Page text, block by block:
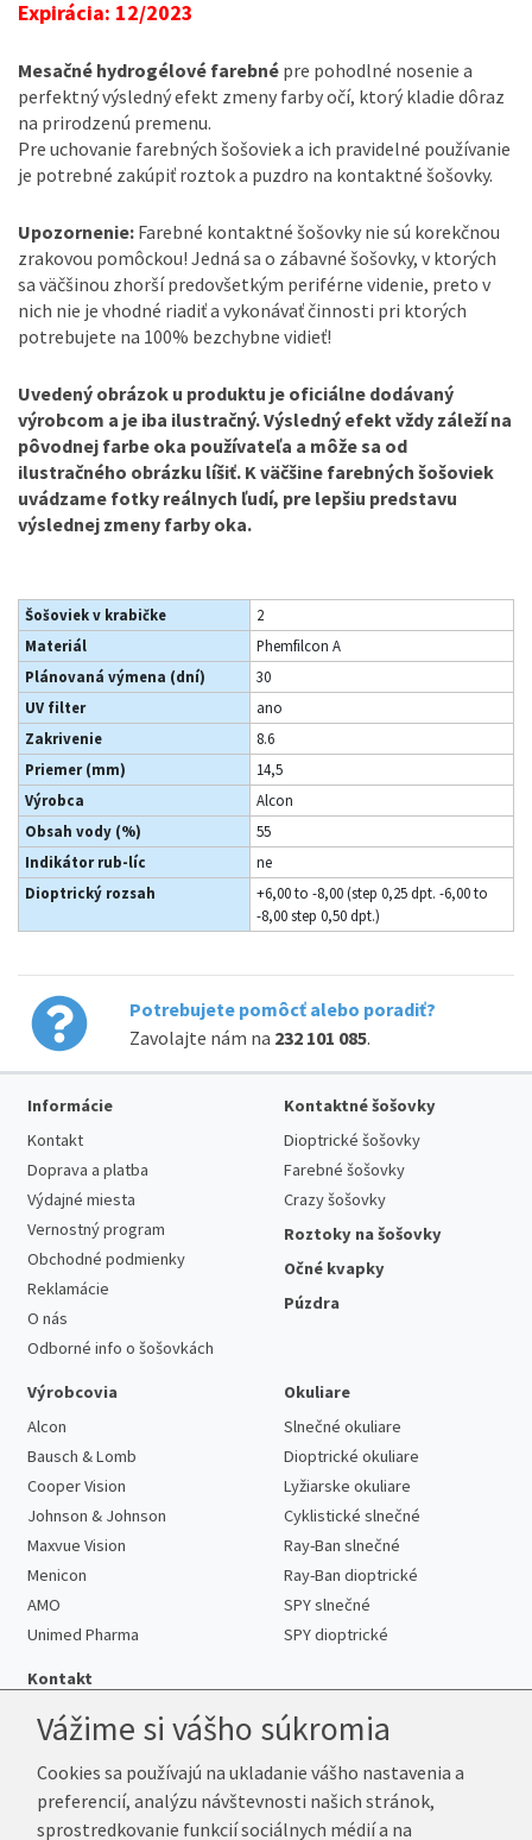
Expirácia: 12/2023
Mesačné hydrogélové farebné pre pohodlné nosenie a
perfektný výsledný efekt zmeny farby očí, ktorý kladie dôraz
na prirodzenú premenu.
Pre uchovanie farebných šošoviek a ich pravidelné používanie
je potrebné zakúpiť roztok a puzdro na kontaktné šošovky.
Upozornenie: Farebné kontaktné šošovky nie sú korekčnou
zrakovou pomôckou! Jedná sa o zábavné šošovky, v ktorých
sa väčšinou zhorší predovšetkým periférne videnie, preto v
nich nie je vhodné riadiť a vykonávať činnosti pri ktorých
potrebujete na 100% bezchybne vidieť!
Uvedený obrázok u produktu je oficiálne dodávaný
výrobcom a je iba ilustračný. Výsledný efekt vždy záleží na
pôvodnej farbe oka používateľa a môže sa od
ilustračného obrázku líšiť. K väčšine farebných šošoviek
uvádzame fotky reálnych ľudí, pre lepšiu predstavu
výslednej zmeny farby oka.
Šošoviek v krabičke
2
Materiál
Phemfilcon A
Plánovaná výmena (dní)
30
UV filter
ano
Zakrivenie
8.6
Priemer (mm)
14,5
Výrobca
Alcon
Obsah vody (%)
55
Indikátor rub-líc
ne
Dioptrický rozsah
+6,00 to -8,00 (step 0,25 dpt. -6,00 to
-8,00 step 0,50 dpt.)
Potrebujete pomôcť alebo poradiť?
Zavolajte nám na 232 101 085.
Informácie
Kontakt
Doprava a platba
Výdajné miesta
Vernostný program
Obchodné podmienky
Reklamácie
O nás
Odborné info o šošovkách
Kontaktné šošovky
Dioptrické šošovky
Farebné šošovky
Crazy šošovky
Roztoky na šošovky
Očné kvapky
Púzdra
Výrobcovia
Alcon
Bausch & Lomb
Cooper Vision
Johnson & Johnson
Maxvue Vision
Menicon
AMO
Unimed Pharma
Okuliare
Slnečné okuliare
Dioptrické okuliare
Lyžiarske okuliare
Cyklistické slnečné
Ray-Ban slnečné
Ray-Ban dioptrické
SPY slnečné
SPY dioptrické
Kontakt
Telefón:+421 222 205 863
E-mail:info@kup-sosovky.sk
Vážime si vášho súkromia
Cookies sa používajú na ukladanie vášho nastavenia a
preferencií, analýzu návštevnosti našich stránok,
sprostredkovanie funkcií sociálnych médií a na